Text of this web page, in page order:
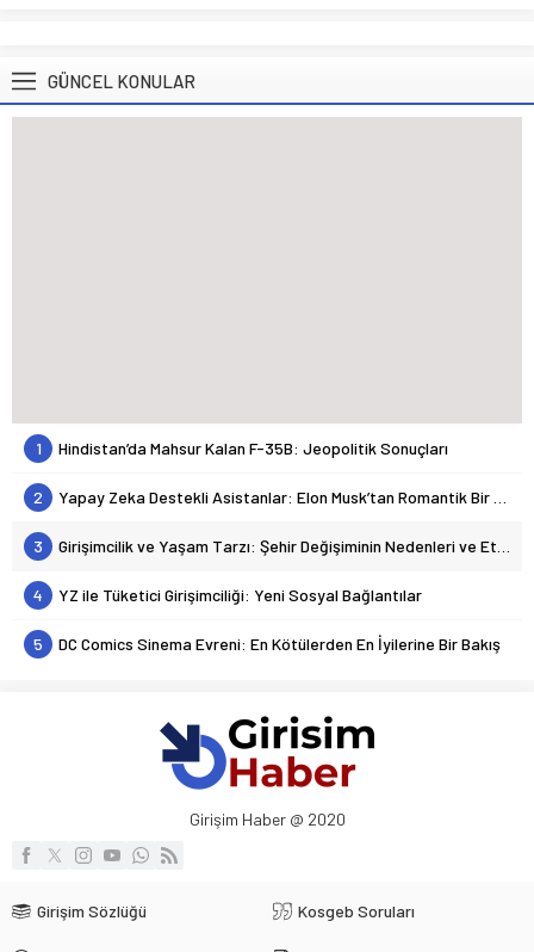
GÜNCEL KONULAR
1 Hindistan’da Mahsur Kalan F-35B: Jeopolitik Sonuçları
2 Yapay Zeka Destekli Asistanlar: Elon Musk’tan Romantik Bir Hamle mi?
3 Girişimcilik ve Yaşam Tarzı: Şehir Değişiminin Nedenleri ve Etkileri
4 YZ ile Tüketici Girişimciliği: Yeni Sosyal Bağlantılar
5 DC Comics Sinema Evreni: En Kötülerden En İyilerine Bir Bakış
Girişim Haber @ 2020
Girişim Sözlüğü Kosgeb Soruları